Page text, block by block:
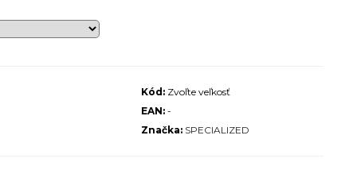
Kód: Zvoľte veľkosť
Značka: SPECIALIZED
EAN: -
/ COOL GREY REFLECTIVE
2025